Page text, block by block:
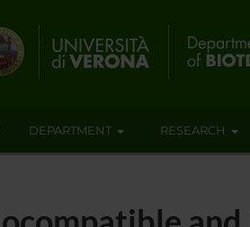
DEPARTMENT RESEARCH